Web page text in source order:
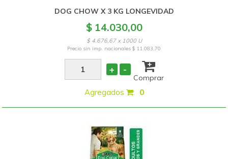
DOG CHOW X 3 KG LONGEVIDAD
$ 14.030,00
$ 4.676,67 x 1000 U
Precio sin imp. nacionales$ 11.083,70
+ -
Comprar
Agregados : 0